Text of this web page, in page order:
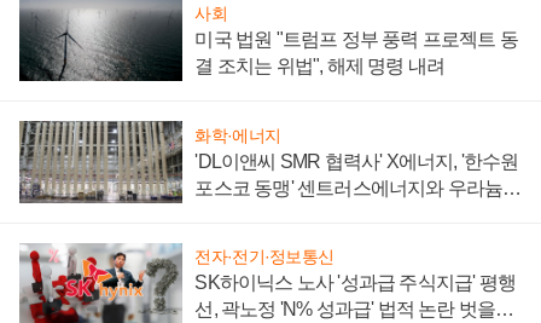
사회
미국 법원 "트럼프 정부 풍력 프로젝트 동
결 조치는 위법", 해제 명령 내려
화학·에너지
'DL이앤씨 SMR 협력사' X에너지, '한수원
포스코 동맹' 센트러스에너지와 우라늄
전자·전기·정보통신
SK하이닉스 노사 '성과급 주식지급' 평행
선, 곽노정 'N% 성과급' 법적 논란 벗을지